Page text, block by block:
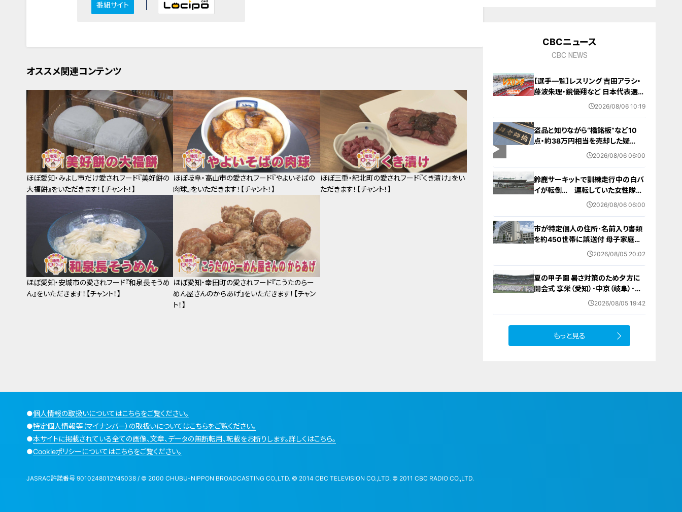
番組サイト
オススメ関連コンテンツ
ほぼ愛知・みよし市だけ愛されフード『美好餅の
大福餅』をいただきます！【チャント！】
ほぼ岐阜・高山市の愛されフード『やよいそばの
肉球』をいただきます！【チャント！】
ほぼ三重・紀北町の愛されフード『くき漬け』をい
ただきます！【チャント！】
ほぼ愛知・安城市の愛されフード『和泉長そうめ
ん』をいただきます！【チャント！】
ほぼ愛知・幸田町の愛されフード『こうたのらー
めん屋さんのからあげ』をいただきます！【チャン
ト！】
CBCニュース
CBC NEWS
【選手一覧】レスリング 吉田アラシ・
藤波朱理・鏡優翔など 日本代表選手
【アジア大会 愛知･名古屋 2026】
2026/08/06 10:19
盗品と知りながら“橋銘板”など10
点・約38万円相当を売却した疑
い… 無職の男（63）を逮捕 「知り
2026/08/06 06:00
鈴鹿サーキットで訓練走行中の白バ
イが転倒… 運転していた女性隊員
（20代）が頭を打つなどして重傷
2026/08/06 06:00
市が特定個人の住所･名前入り書類
を約450世帯に誤送付 母子家庭が
医療助成費受ける更新手続きの“見
2026/08/05 20:02
夏の甲子園 暑さ対策のため夕方に
開会式 享栄（愛知）･中京（岐阜）･三
重（三重）の球児たちも晴れやかな表
2026/08/05 19:42
もっと見る
●個人情報の取扱いについてはこちらをご覧ください。
●特定個人情報等（マイナンバー）の取扱いについてはこちらをご覧ください。
●本サイトに掲載されている全ての画像、文章、データの無断転用、転載をお断りします。詳しくはこちら。
●Cookieポリシーについてはこちらをご覧ください。
JASRAC許諾番号 9010248012Y45038 / © 2000 CHUBU-NIPPON BROADCASTING CO.,LTD. © 2014 CBC TELEVISION CO.,LTD. © 2011 CBC RADIO CO.,LTD.